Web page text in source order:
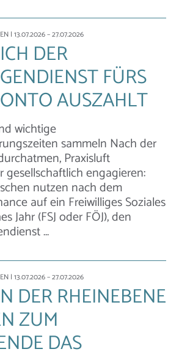
| 13.07.2026 – 27.07.2026
DER
FÜRS
AUSZAHLT
wichtige
sammeln Nach der
Praxisluft
gesellschaftlich engagieren:
nutzen nach dem
auf ein Freiwilliges Soziales
Jahr (FSJ oder FÖJ), den
…
| 13.07.2026 – 27.07.2026
DER RHEINEBENE
ZUM
DAS